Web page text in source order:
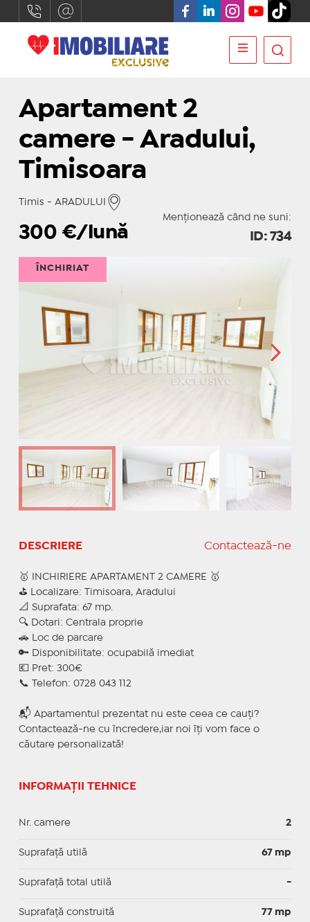
Apartament 2
camere - Aradului,
Timisoara
Timis - ARADULUI
Menționează când ne suni:
300 €/lună ID: 734
ÎNCHIRIAT
DESCRIERE Contactează-ne
🥇 INCHIRIERE APARTAMENT 2 CAMERE 🥇
⛳ Localizare: Timisoara, Aradului
📐 Suprafata: 67 mp.
🔍 Dotari: Centrala proprie
🚗 Loc de parcare
🔑 Disponibilitate: ocupabilă imediat
💶 Pret: 300€
📞 Telefon: 0728 043 112
📬 Apartamentul prezentat nu este ceea ce cauți?
Contactează-ne cu încredere,iar noi îți vom face o
căutare personalizată!
INFORMAȚII TEHNICE
Nr. camere 2
Suprafaţă utilă 67 mp
Suprafaţă total utilă -
Suprafaţă construită 77 mp